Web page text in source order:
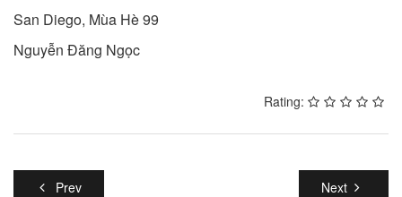
San Diego, Mùa Hè 99
Nguyễn Đăng Ngọc
Rating:
Prev Next